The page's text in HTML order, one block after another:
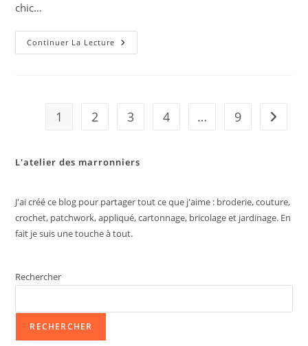
chic…
Continuer La Lecture Ma
Robe
1 2 3 4 … 9 Aller à
L'atelier des marronniers
J'ai créé ce blog pour partager tout ce que j'aime : broderie, couture,
crochet, patchwork, appliqué, cartonnage, bricolage et jardinage. En
fait je suis une touche à tout.
Rechercher
RECHERCHER